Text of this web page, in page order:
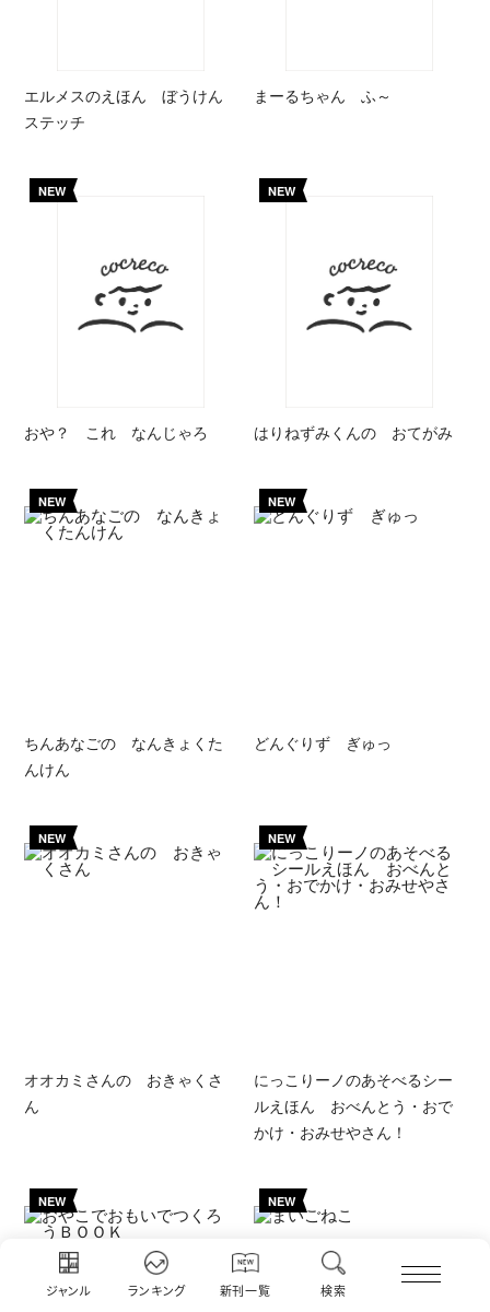
ジャンル ランキング 新刊一覧 検索
エルメスのえほん ぼうけん
ステッチ
まーるちゃん ふ～
NEW
おや？ これ なんじゃろ
NEW
はりねずみくんの おてがみ
NEW
ちんあなごの なんきょくた
んけん
NEW
どんぐりず ぎゅっ
NEW
オオカミさんの おきゃくさ
ん
NEW
にっこりーノのあそべるシー
ルえほん おべんとう・おで
かけ・おみせやさん！
NEW NEW